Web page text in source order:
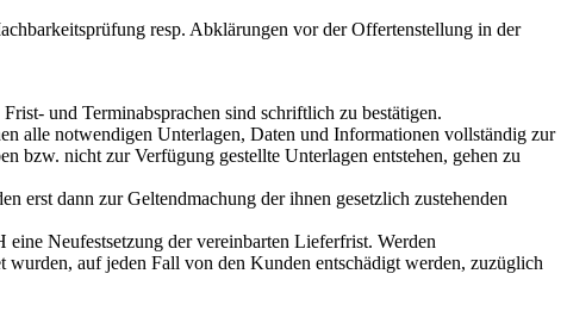
resp. Abklärungen vor der Offertenstellung in der
und Terminabsprachen sind schriftlich zu bestätigen.
alle notwendigen Unterlagen, Daten und Informationen vollständig zur
bzw. nicht zur Verfügung gestellte Unterlagen entstehen, gehen zu
dann zur Geltendmachung der ihnen gesetzlich zustehenden
Neufestsetzung der vereinbarten Lieferfrist. Werden
auf jeden Fall von den Kunden entschädigt werden, zuzüglich